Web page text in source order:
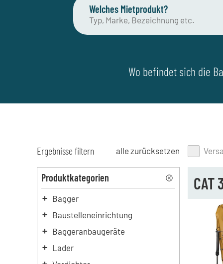
Welches Mietprodukt?
Wo befindet sich die
Ergebnisse filtern alle zurücksetzen
Produktkategorien
Bagger
Baustelleneinrichtung
Baggeranbaugeräte
Lader
CAT